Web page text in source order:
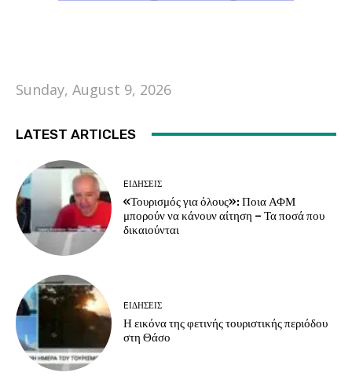
Sunday, August 9, 2026
LATEST ARTICLES
EΙΔΗΣΕΙΣ
«Τουρισμός για όλους»: Ποια ΑΦΜ
μπορούν να κάνουν αίτηση – Τα ποσά που
δικαιούνται
EΙΔΗΣΕΙΣ
Η εικόνα της φετινής τουριστικής περιόδου
στη Θάσο